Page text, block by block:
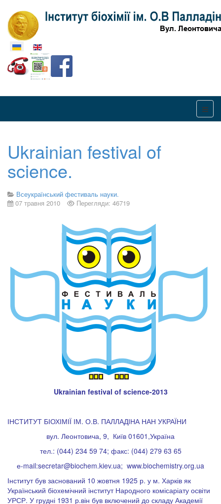
Оберіть свою мову
Ukrainian festival of
science.
Всеукраїнський фестиваль науки.
07 травня 2010
Перегляди: 46719
Ukrainian festival of science-2013
ІНСТИТУТ БІОХІМІЇ ІМ. О.В. ПАЛЛАДІНА НАН УКРАЇНИ
вул. Леонтовича, 9, Київ 01601,Україна
тел.: (044) 234 59 74; факс: (044) 279 63 65
е-mail:secretar@biochem.kiev.ua; www.biochemistry.org.ua
Інститут був заснований 10 жовтня 1925 р. у м. Харків як
Український біохемічний інститут Народного комісаріату освіти
УРСР. У грудні 1931 р.він був включений до складу Академії